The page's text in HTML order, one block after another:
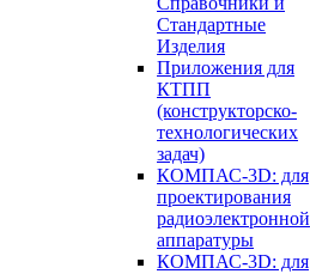
Стандартные
Изделия
Приложения для
КТПП
(конструкторско-
технологических
задач)
КОМПАС-3D: для
проектирования
радиоэлектронной
аппаратуры
КОМПАС-3D: для